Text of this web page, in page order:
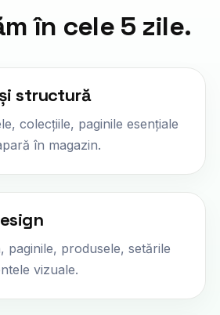
în cele 5 zile.
structură
colecțiile, paginile esențiale
în magazin.
paginile, produsele, setările
vizuale.